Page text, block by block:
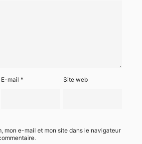
E-mail* Site web
mon e-mail et mon site dans le navigateur